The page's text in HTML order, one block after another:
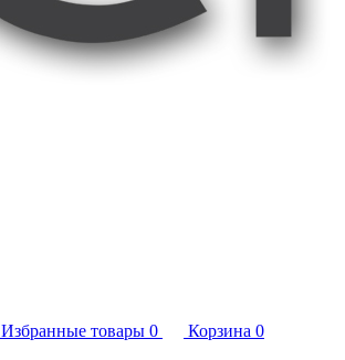
Избранные товары 0 Корзина 0